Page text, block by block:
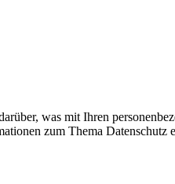
was mit Ihren
zum Thema Datenschutz